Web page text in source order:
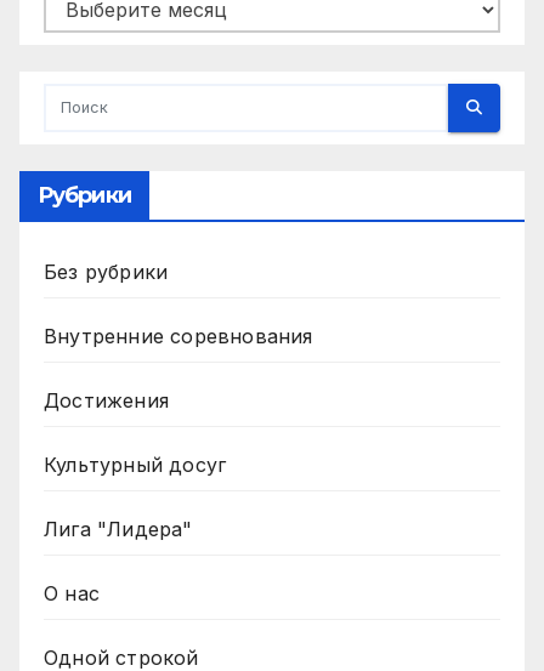
Рубрики
Без рубрики
Внутренние соревнования
Достижения
Культурный досуг
Лига "Лидера"
О нас
Одной строкой